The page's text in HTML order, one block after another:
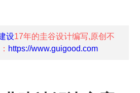
设17年的圭谷设计编写,原创不
https://www.guigood.com